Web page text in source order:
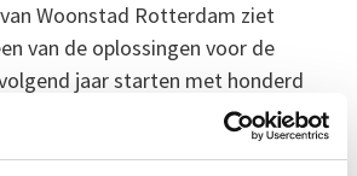
Woonstad Rotterdam ziet
van de oplossingen voor de
jaar starten met honderd
echter nog veel zaken geregeld
contractvorm en de match tussen